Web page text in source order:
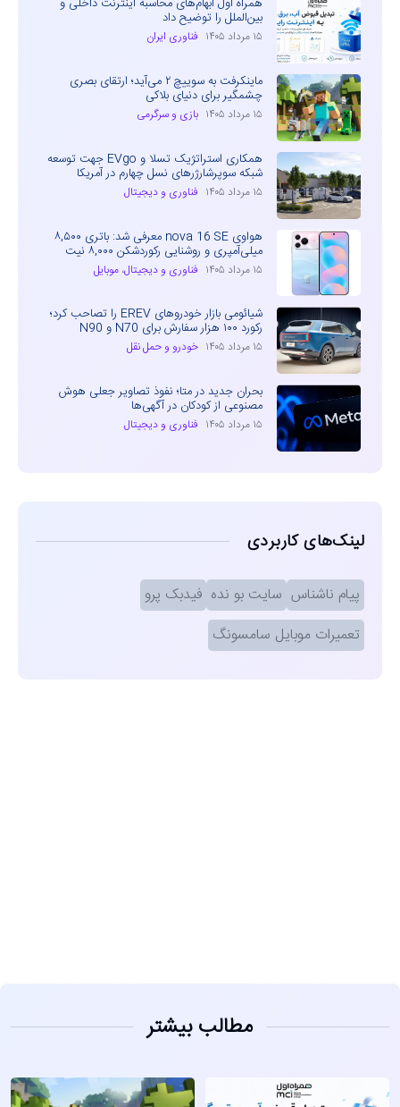
بین‌الملل را توضیح داد
۱۵ مرداد ۱۴۰۵ فناوری ایران
ماینکرفت به سوییچ ۲ می‌آید؛ ارتقای بصری
چشمگیر برای دنیای بلاکی
۱۵ مرداد ۱۴۰۵ بازی و سرگرمی
همکاری استراتژیک تسلا و EVgo جهت توسعه
شبکه سوپرشارژرهای نسل چهارم در آمریکا
۱۵ مرداد ۱۴۰۵ فناوری و دیجیتال
هواوی nova 16 SE معرفی شد: باتری ۸,۵۰۰
میلی‌آمپری و روشنایی رکوردشکن ۸,۰۰۰ نیت
۱۵ مرداد ۱۴۰۵ فناوری و دیجیتال، موبایل
شیائومی بازار خودروهای EREV را تصاحب کرد؛
رکورد ۱۰۰ هزار سفارش برای N70 و N90
۱۵ مرداد ۱۴۰۵ خودرو و حمل نقل
بحران جدید در متا؛ نفوذ تصاویر جعلی هوش
مصنوعی از کودکان در آگهی‌ها
۱۵ مرداد ۱۴۰۵ فناوری و دیجیتال
لینک‌های کاربردی
پیام ناشناس سایت بو نده فیدبک پرو
تعمیرات موبایل سامسونگ
مطالب بیشتر